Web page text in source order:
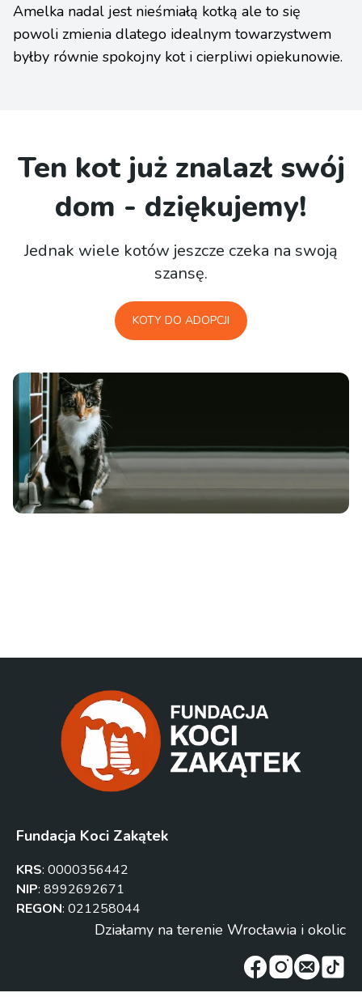
Amelka nadal jest nieśmiałą kotką ale to się
powoli zmienia dlatego idealnym towarzystwem
byłby równie spokojny kot i cierpliwi opiekunowie.
Ten kot już znalazł swój
dom - dziękujemy!
Jednak wiele kotów jeszcze czeka na swoją
szansę.
KOTY DO ADOPCJI
Fundacja Koci Zakątek
KRS: 0000356442
NIP: 8992692671
REGON: 021258044
Działamy na terenie Wrocławia i okolic